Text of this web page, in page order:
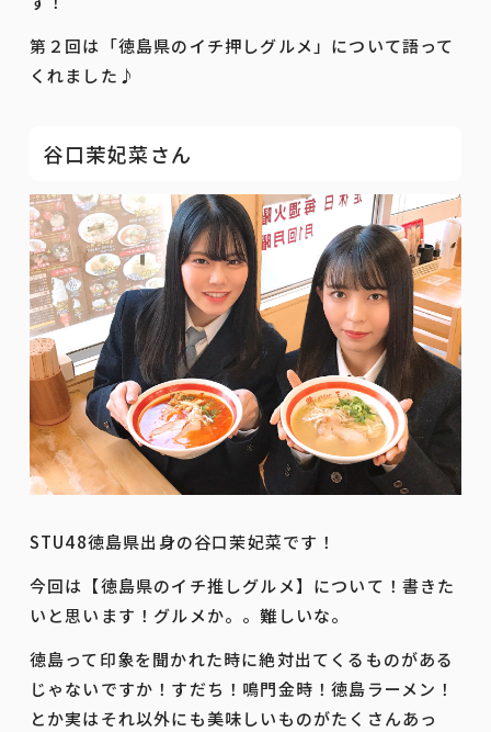
第２回は「徳島県のイチ押しグルメ」について語って
くれました♪
谷口茉妃菜さん
STU48徳島県出身の谷口茉妃菜です！
今回は【徳島県のイチ推しグルメ】について！書きた
いと思います！グルメか。。難しいな。
徳島って印象を聞かれた時に絶対出てくるものがある
じゃないですか！すだち！鳴門金時！徳島ラーメン！
とか実はそれ以外にも美味しいものがたくさんあっ